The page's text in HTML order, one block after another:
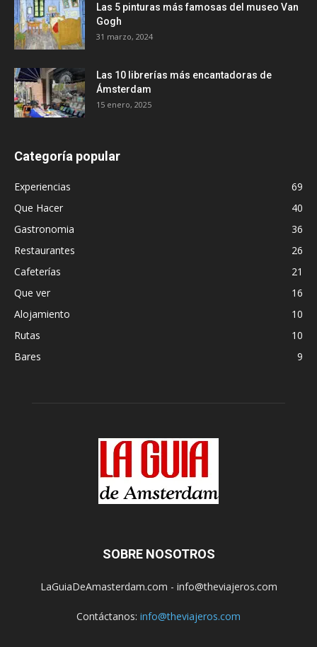
Las 5 pinturas más famosas del museo Van
Gogh
31 marzo, 2024
Las 10 librerías más encantadoras de
Ámsterdam
15 enero, 2025
Categoría popular
Experiencias
69
Que Hacer
40
Gastronomia
36
Restaurantes
26
Cafeterías
21
Que ver
16
Alojamiento
10
Rutas
10
Bares
9
SOBRE NOSOTROS
LaGuiaDeAmasterdam.com - info@theviajeros.com
Contáctanos: info@theviajeros.com